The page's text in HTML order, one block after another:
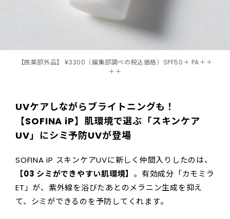
【医薬部外品】 ¥3300（編集部調べの税込価格）SPF50＋ PA＋＋
＋＋
UVケアしながらブライトニングも！
【SOFINA iP】肌環境で選ぶ「スキンケア
UV」にシミ予防UVが登場
SOFINA iP スキンケアUVに新しく仲間入りしたのは、
【03 シミができやすい肌環境】 。有効成分「カモミラ
ET」が、紫外線を浴びたあとのメラニン生成を抑え
て、シミができるのを予防してくれます。